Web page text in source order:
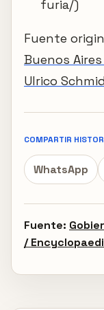
furia/)
Fuente
Buenos
Ulrico
COMPARTIR
WhatsApp
Fuente:
/